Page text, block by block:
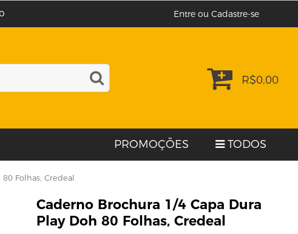
Entre ou Cadastre-se
R$0,00
PROMOÇÕES TODOS
Folhas, Credeal
Caderno Brochura 1/4 Capa Dura
Play Doh 80 Folhas, Credeal